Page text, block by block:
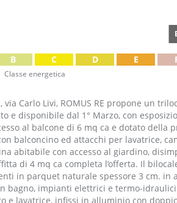
B C D E
Classe energetica
Carlo Livi, ROMUS RE propone un
e disponibile dal 1° Marzo, con
al balcone di 6 mq ca e dotato della
balconcino ed attacchi per lavatrice,
abitabile con accesso al giardino,
di 4 mq ca completa l’offerta. Il
in parquet naturale spessore 3 cm. in
bagno, impianti elettrici e termo-
e lavatrice, infissi in alluminio con